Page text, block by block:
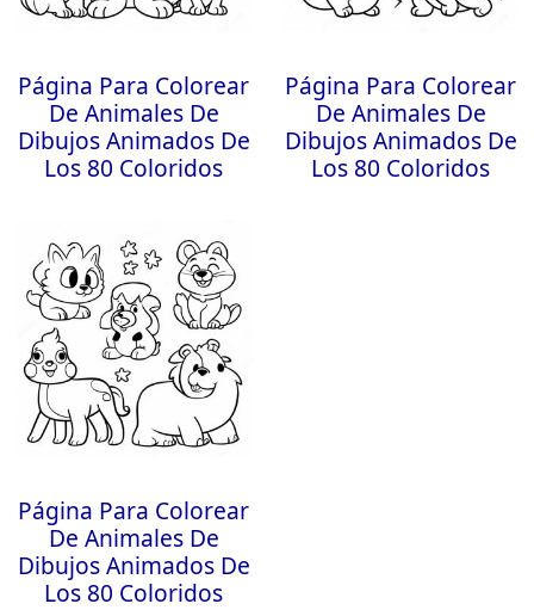
Página Para Colorear
De Animales De
Dibujos Animados De
Los 80 Coloridos
Página Para Colorear
De Animales De
Dibujos Animados De
Los 80 Coloridos
Página Para Colorear
De Animales De
Dibujos Animados De
Los 80 Coloridos